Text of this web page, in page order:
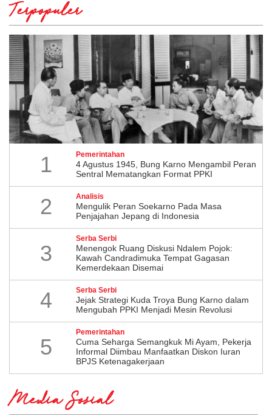
Terpopuler
1 Pemerintahan
4 Agustus 1945, Bung Karno Mengambil Peran
Sentral Mematangkan Format PPKI
2 Analisis
Mengulik Peran Soekarno Pada Masa
Penjajahan Jepang di Indonesia
3
Serba Serbi
Menengok Ruang Diskusi Ndalem Pojok:
Kawah Candradimuka Tempat Gagasan
Kemerdekaan Disemai
4 Serba Serbi
Jejak Strategi Kuda Troya Bung Karno dalam
Mengubah PPKI Menjadi Mesin Revolusi
5
Pemerintahan
Cuma Seharga Semangkuk Mi Ayam, Pekerja
Informal Diimbau Manfaatkan Diskon Iuran
BPJS Ketenagakerjaan
Media Sosial